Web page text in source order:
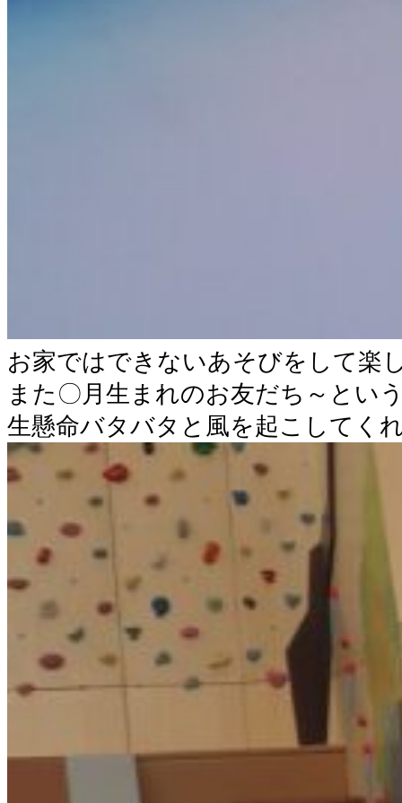
お家ではできないあそびをして楽
また〇月生まれのお友だち～とい
生懸命バタバタと風を起こしてく